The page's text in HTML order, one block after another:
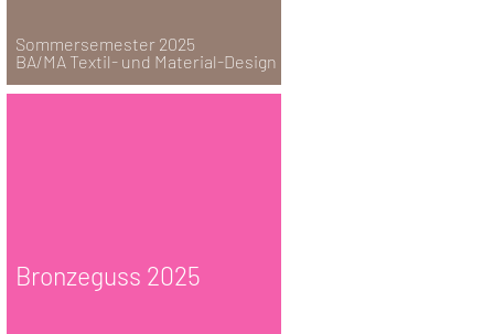
Sommersemester 2025
BA/MA Textil- und Material-Design
Bronzeguss 2025